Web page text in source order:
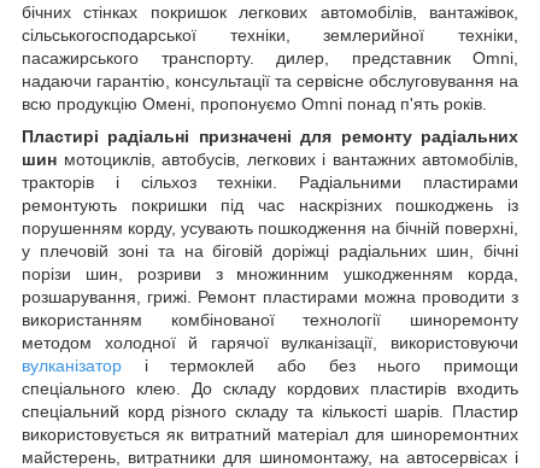
бічних стінках покришок легкових автомобілів, вантажівок,
сільськогосподарської техніки, землерийної техніки,
пасажирського транспорту. дилер, представник Omni,
надаючи гарантію, консультації та сервісне обслуговування на
всю продукцію Омені, пропонуємо Omni понад п'ять років.
Пластирі радіальні призначені для ремонту радіальних
шин мотоциклів, автобусів, легкових і вантажних автомобілів,
тракторів і сільхоз техніки. Радіальними пластирами
ремонтують покришки під час наскрізних пошкоджень із
порушенням корду, усувають пошкодження на бічній поверхні,
у плечовій зоні та на біговій доріжці радіальних шин, бічні
порізи шин, розриви з множинним ушкодженням корда,
розшарування, грижі. Ремонт пластирами можна проводити з
використанням комбінованої технології шиноремонту
методом холодної й гарячої вулканізації, використовуючи
вулканізатор і термоклей або без нього примощи
спеціального клею. До складу кордових пластирів входить
спеціальний корд різного складу та кількості шарів. Пластир
використовується як витратний матеріал для шиноремонтних
майстерень, витратники для шиномонтажу, на автосервісах і